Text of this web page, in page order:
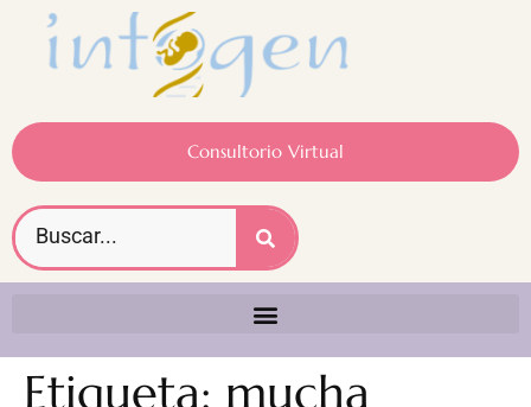
Consultorio Virtual
Etiqueta: mucha